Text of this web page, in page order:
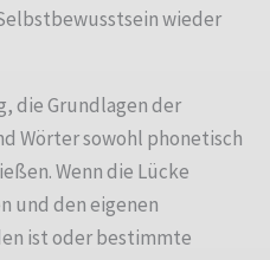
wieder
die Grundlagen der
Wörter sowohl phonetisch
Wenn die Lücke
und den eigenen
ist oder bestimmte